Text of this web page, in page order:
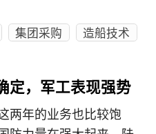
集团采购
造船技术
定，军工表现强势
两年的业务也比较饱